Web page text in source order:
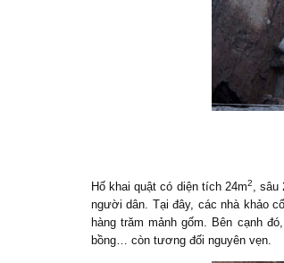
Hố khai quật có diện tích 24m2, sâu
người dân. Tại đây, các nhà khảo
hàng trăm mảnh gốm. Bên cạnhđó,
bồng… còn tương đối nguyên vẹn.